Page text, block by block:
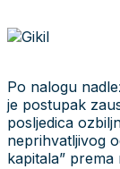
Po nalogu
je postupak
posljedica
neprihvatljivog
kapitala”